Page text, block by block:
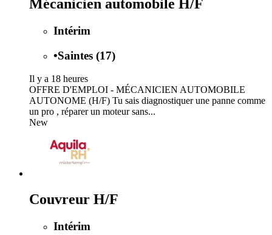
Mécanicien automobile H/F
Intérim
•Saintes (17)
Il y a 18 heures
OFFRE D'EMPLOI - MÉCANICIEN AUTOMOBILE
AUTONOME (H/F) Tu sais diagnostiquer une panne comme
un pro , réparer un moteur sans...
New
Couvreur H/F
Intérim